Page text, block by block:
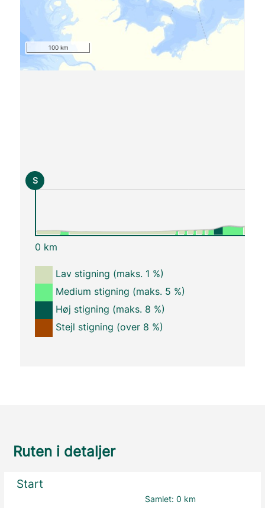
100 km
S
0 km
Lav stigning (maks. 1 %)
Medium stigning (maks. 5 %)
Høj stigning (maks. 8 %)
Stejl stigning (over 8 %)
Ruten i detaljer
Start
Samlet: 0 km